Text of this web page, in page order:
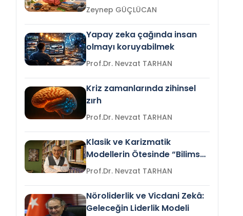
Zeynep GÜÇLÜCAN
Yapay zeka çağında insan
olmayı koruyabilmek
Prof.Dr. Nevzat TARHAN
Kriz zamanlarında zihinsel
zırh
Prof.Dr. Nevzat TARHAN
Klasik ve Karizmatik
Modellerin Ötesinde “Bilimsel
Liderlik”
Prof.Dr. Nevzat TARHAN
Nöroliderlik ve Vicdani Zekâ:
Geleceğin Liderlik Modeli